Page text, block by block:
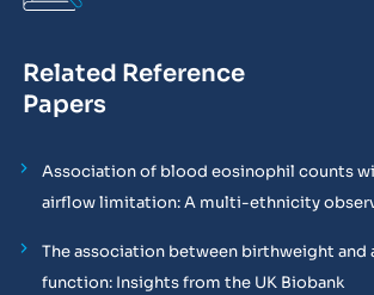
Related Reference
Papers
Association of blood eosinophil counts
airflow limitation: A multi-ethnicity
The association between birthweight and
function: Insights from the UK Biobank